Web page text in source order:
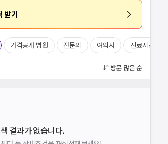
받기
가격공개 병원 전문의 여의사 진료시간
방문 많은 순
결과가 없습니다.